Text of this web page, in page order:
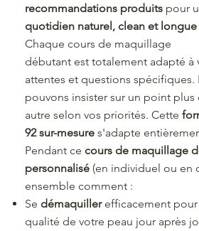
recommandations produits pour
quotidien naturel, clean et
Chaque cours de maquillage
débutant est totalement adapté à
attentes et questions spécifiques.
pouvons insister sur un point plus
autre selon vos priorités. Cette
92 sur-mesure s'adapte
Pendant ce cours de maquillage
personnalisé (en individuel ou en
ensemble comment :
Se démaquillerefficacement pour
qualité de votre peau jour après